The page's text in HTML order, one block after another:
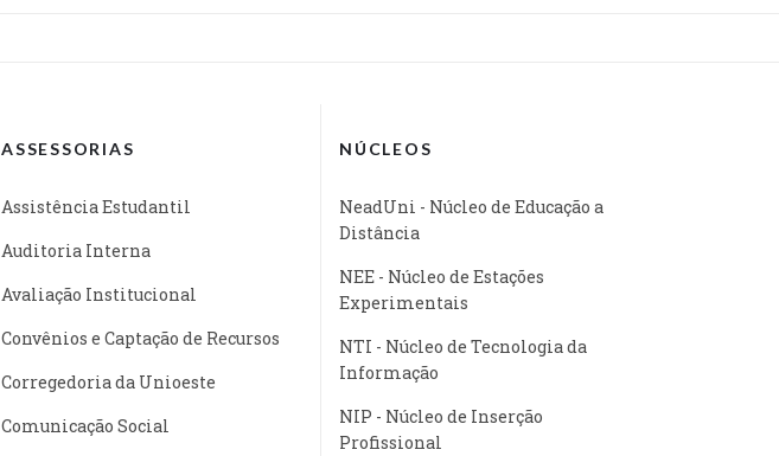
ASSESSORIAS
Assistência Estudantil
Auditoria Interna
Avaliação Institucional
Convênios e Captação de Recursos
Corregedoria da Unioeste
Comunicação Social
NÚCLEOS
NeadUni - Núcleo de Educação a
Distância
NEE - Núcleo de Estações
Experimentais
NTI - Núcleo de Tecnologia da
Informação
NIP - Núcleo de Inserção
Profissional